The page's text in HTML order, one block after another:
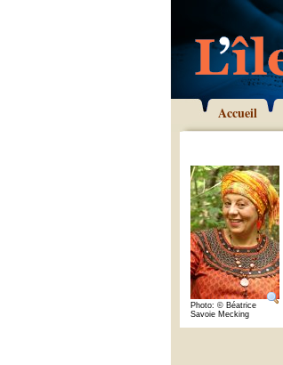
Accueil
Photo: © Béatrice
Savoie Mecking